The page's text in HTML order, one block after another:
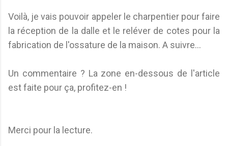
Voilà, je vais pouvoir appeler le charpentier pour faire
la réception de la dalle et le reléver de cotes pour la
fabrication de l'ossature de la maison. A suivre...
Un commentaire ? La zone en-dessous de l'article
est faite pour ça, profitez-en !
Merci pour la lecture.